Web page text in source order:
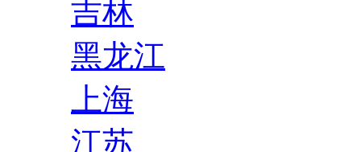
吉林
黑龙江
上海
江苏